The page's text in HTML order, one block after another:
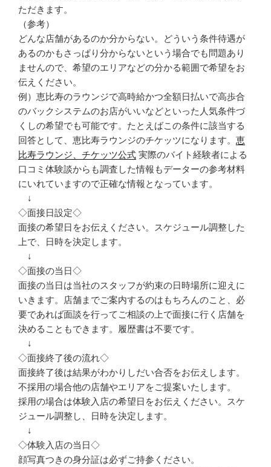
ただきます。
（参考）
どんな店舗があるのか分からない。どういう条件待遇が
あるのかもさっぱり分からないという場合でも問題あり
ませんので、希望のエリアなどの分かる範囲で希望をお
伝えください。
例）恵比寿のラウンジで高時給かつ全額日払いで高歩合
のバックシステムのお店がいいなどといった人気条件づ
くしの希望でも可能です。たとえばこの条件に該当する
回答として、恵比寿ラウンジのチケッツになります。 恵
比寿ラウンジ、チケッツ公式 実際のバイト経験者による
口コミ体験談からも調査した情報もデーターの参考材料
にいれていますので正確な情報となっています。
↓
◇面接日設定◇
面接の希望日をお伝えください。スケジュール調整した
上で、日時を決定します。
↓
◇面接の当日◇
面接の当日は当社のスタッフが約束の日時場所に迎えに
いきます。店舗までご案内するのはもちろんのこと、必
要であれば面談を行ってご相談の上で面接に行く店舗を
決めることもできます。履歴書は不要です。
↓
◇面接終了後の流れ◇
面接終了後は結果がわかりしだい合否をお伝えします。
不採用の場合他の店舗やエリアをご提案いたします。
採用の場合は体験入店の希望日をお伝えください。スケ
ジュール調整し、日時を決定します。
↓
◇体験入店の当日◇
顔写真つきの身分証は必ずご持参ください。